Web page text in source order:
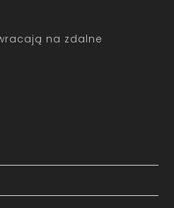
na zdalne